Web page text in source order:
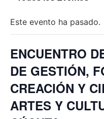
Este evento ha pasado.
ENCUENTRO
DE GESTIÓN,
CREACIÓN Y
ARTES Y